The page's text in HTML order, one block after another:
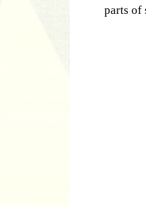
parts of